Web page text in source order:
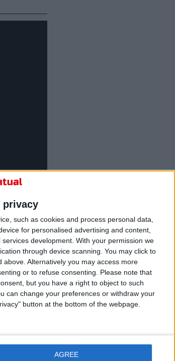
privacy
such as cookies and process personal data,
for personalised advertising and content,
development. With your permission we
through device scanning. You may click to
Alternatively you may access more
or to refuse consenting.
Please note that
but you have a right to object to such
can change your preferences or withdraw your
button at the bottom of the webpage.
AGREE
seu